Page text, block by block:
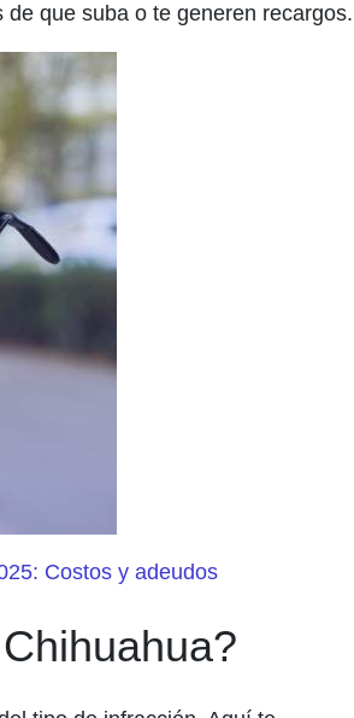
que suba o te generen recargos.
Costos y adeudos